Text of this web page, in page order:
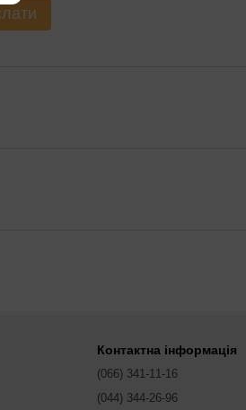
Контактна інформація
(066) 341-11-16
(044) 344-26-96